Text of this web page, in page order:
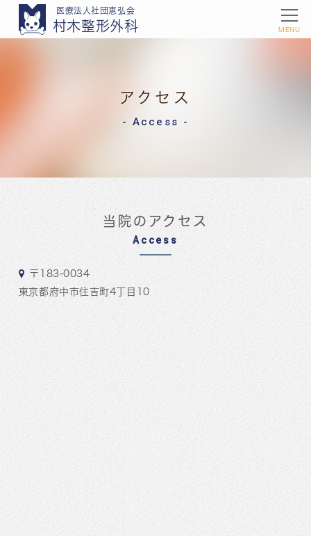
医療法人社団恵弘会
村木整形外科 MENU
アクセス
Access
当院のアクセス
Access
〒183-0034
東京都府中市住吉町4丁目10